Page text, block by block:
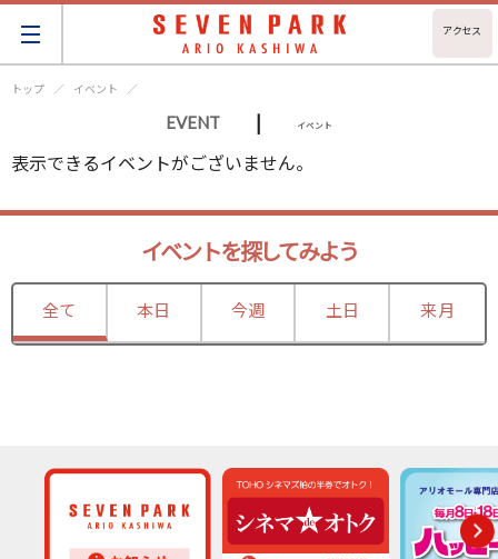
アクセス
トップ イベント
EVENT | イベント
表示できるイベントがございません。
イベントを探してみよう
全て 本日 今週 土日 来月